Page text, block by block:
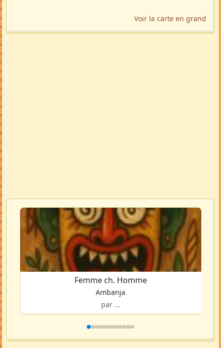
Voir la carte en grand
Femme ch. Homme
Ambanja
par ...